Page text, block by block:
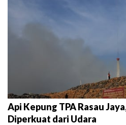
Api Kepung TPA Rasau
Diperkuat dari Udara